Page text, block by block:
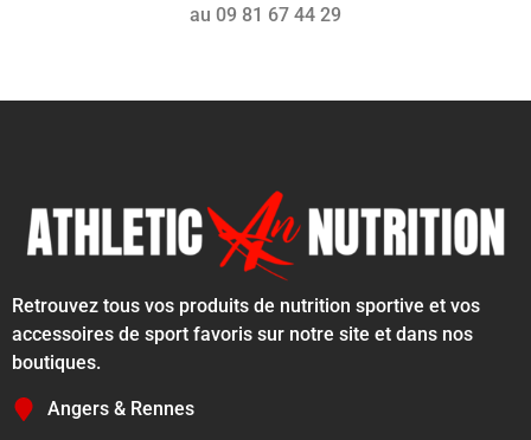
au 09 81 67 44 29
Retrouvez tous vos produits de nutrition sportive et vos
accessoires de sport favoris sur notre site et dans nos
boutiques.
Angers & Rennes